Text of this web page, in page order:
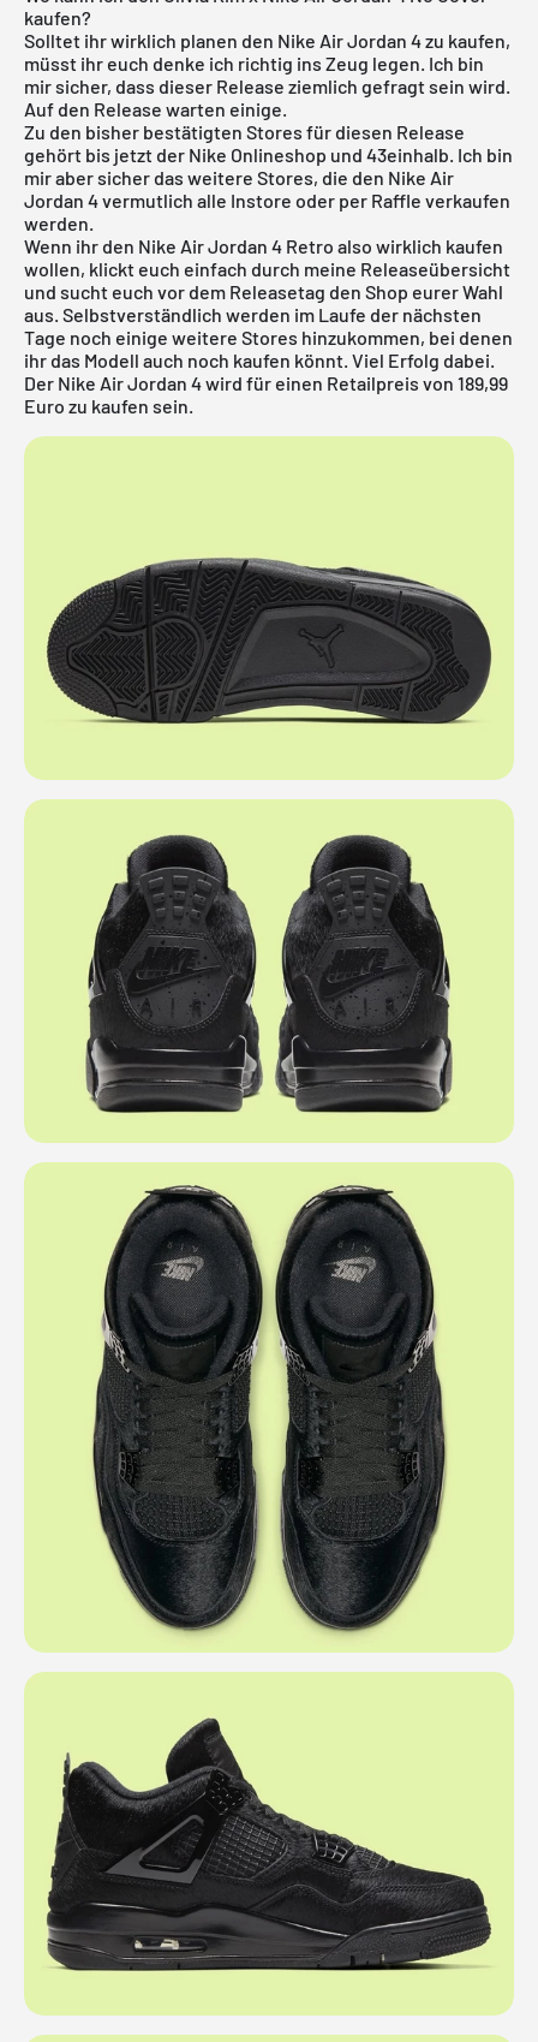
kaufen?
Solltet ihr wirklich planen den Nike Air Jordan 4 zu kaufen,
müsst ihr euch denke ich richtig ins Zeug legen. Ich bin
mir sicher, dass dieser Release ziemlich gefragt sein wird.
Auf den Release warten einige.
Zu den bisher bestätigten Stores für diesen Release
gehört bis jetzt der Nike Onlineshop und 43einhalb. Ich bin
mir aber sicher das weitere Stores, die den Nike Air
Jordan 4 vermutlich alle Instore oder per Raffle verkaufen
werden.
Wenn ihr den Nike Air Jordan 4 Retro also wirklich kaufen
wollen, klickt euch einfach durch meine Releaseübersicht
und sucht euch vor dem Releasetag den Shop eurer Wahl
aus. Selbstverständlich werden im Laufe der nächsten
Tage noch einige weitere Stores hinzukommen, bei denen
ihr das Modell auch noch kaufen könnt. Viel Erfolg dabei.
Der Nike Air Jordan 4 wird für einen Retailpreis von 189,99
Euro zu kaufen sein.